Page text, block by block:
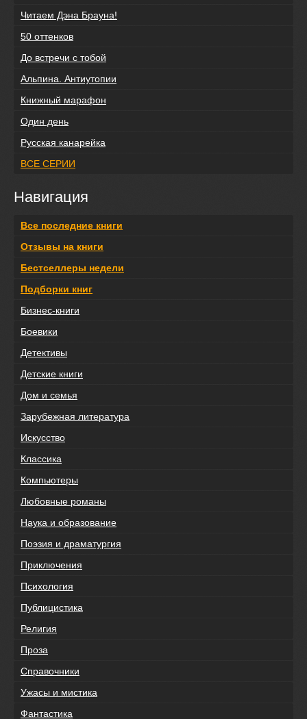
Читаем Дэна Брауна!
50 оттенков
До встречи с тобой
Альпина. Антиутопии
Книжный марафон
Один день
Русская канарейка
ВСЕ СЕРИИ
Навигация
Все последние книги
Отзывы на книги
Бестселлеры недели
Подборки книг
Бизнес-книги
Боевики
Детективы
Детские книги
Дом и семья
Зарубежная литература
Искусство
Классика
Компьютеры
Любовные романы
Наука и образование
Поэзия и драматургия
Приключения
Психология
Публицистика
Религия
Проза
Справочники
Ужасы и мистика
Фантастика